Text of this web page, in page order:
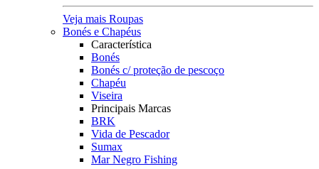
Veja mais Roupas
Bonés e Chapéus
Característica
Bonés
Bonés c/ proteção de pescoço
Chapéu
Viseira
Principais Marcas
BRK
Vida de Pescador
Sumax
Mar Negro Fishing